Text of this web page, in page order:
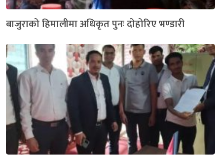
बाजुराको हिमालीमा अधिकृत पुनः दोहोरिए भण्डारी